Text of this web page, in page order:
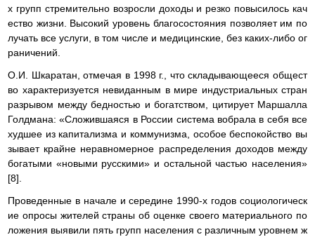
х групп стремительно возросли доходы и резко повысилось кач
ество жизни. Высокий уровень благосостояния позволяет им по
лучать все услуги, в том числе и медицинские, без каких-либо ог
раничений.
О.И. Шкаратан, отмечая в 1998 г., что складывающееся общест
во характеризуется невиданным в мире индустриальных стран
разрывом между бедностью и богатством, цитирует Маршалла
Голдмана: «Сложившаяся в России система вобрала в себя все
худшее из капитализма и коммунизма, особое беспокойство вы
зывает крайне неравномерное распределения доходов между
богатыми «новыми русскими» и остальной частью населения»
[8].
Проведенные в начале и середине 1990-х годов социологическ
ие опросы жителей страны об оценке своего материального по
ложения выявили пять групп населения с различным уровнем ж